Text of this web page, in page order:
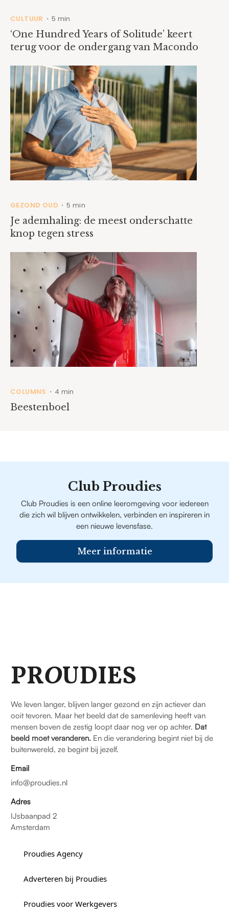
CULTUUR • 5 min
‘One Hundred Years of Solitude’ keert
terug voor de ondergang van Macondo
GEZOND OUD • 5 min
Je ademhaling: de meest onderschatte
knop tegen stress
COLUMNS • 4 min
Beestenboel
Club Proudies
Club Proudies is een online leeromgeving voor iedereen
die zich wil blijven ontwikkelen, verbinden en inspireren in
een nieuwe levensfase.
Meer informatie
PROUDIES
We leven langer, blijven langer gezond en zijn actiever dan
ooit tevoren. Maar het beeld dat de samenleving heeft van
mensen boven de zestig loopt daar nog ver op achter. Dat
beeld moet veranderen. En die verandering begint niet bij de
buitenwereld, ze begint bij jezelf.
Email
info@proudies.nl
Adres
IJsbaanpad 2
Amsterdam
Proudies Agency
Adverteren bij Proudies
Proudies voor Werkgevers